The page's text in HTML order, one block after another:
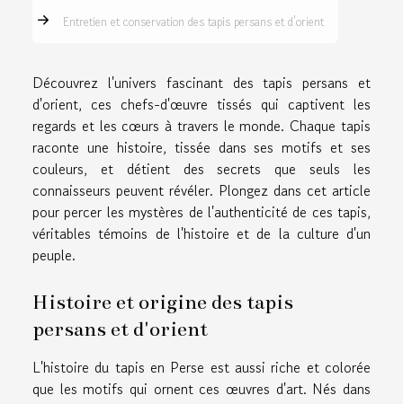
Entretien et conservation des tapis persans et d'orient
Découvrez l'univers fascinant des tapis persans et
d'orient, ces chefs-d'œuvre tissés qui captivent les
regards et les cœurs à travers le monde. Chaque tapis
raconte une histoire, tissée dans ses motifs et ses
couleurs, et détient des secrets que seuls les
connaisseurs peuvent révéler. Plongez dans cet article
pour percer les mystères de l'authenticité de ces tapis,
véritables témoins de l'histoire et de la culture d'un
peuple.
Histoire et origine des tapis
persans et d'orient
L'histoire du tapis en Perse est aussi riche et colorée
que les motifs qui ornent ces œuvres d'art. Nés dans